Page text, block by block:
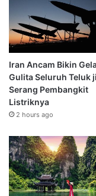
Iran Ancam Bikin
Gulita Seluruh Teluk
Serang Pembangkit
Listriknya
2 hours ago